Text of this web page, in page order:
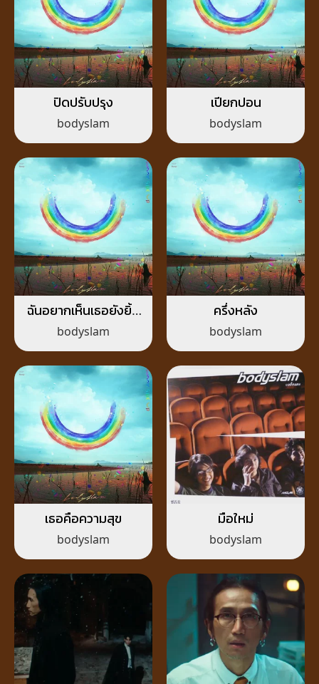
ปิดปรับปรุง
bodyslam
เปียกปอน
bodyslam
ฉันอยากเห็นเธอยังยิ้ม
ได้อยู่
bodyslam
ครึ่งหลัง
bodyslam
เธอคือความสุข
bodyslam
มือใหม่
bodyslam